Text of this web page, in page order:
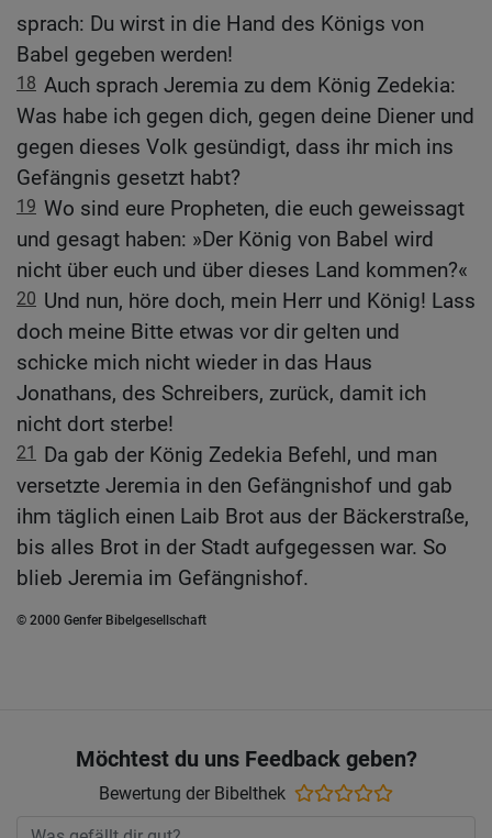
sprach: Du wirst in die Hand des Königs von
Babel gegeben werden!
18 Auch sprach Jeremia zu dem König Zedekia:
Was habe ich gegen dich, gegen deine Diener und
gegen dieses Volk gesündigt, dass ihr mich ins
Gefängnis gesetzt habt?
19 Wo sind eure Propheten, die euch geweissagt
und gesagt haben: »Der König von Babel wird
nicht über euch und über dieses Land kommen?«
20 Und nun, höre doch, mein Herr und König! Lass
doch meine Bitte etwas vor dir gelten und
schicke mich nicht wieder in das Haus
Jonathans, des Schreibers, zurück, damit ich
nicht dort sterbe!
21
Da gab der König Zedekia Befehl, und man
versetzte Jeremia in den Gefängnishof und gab
ihm täglich einen Laib Brot aus der Bäckerstraße,
bis alles Brot in der Stadt aufgegessen war. So
blieb Jeremia im Gefängnishof.
© 2000 Genfer Bibelgesellschaft
Möchtest du uns Feedback geben?
Bewertung der Bibelthek